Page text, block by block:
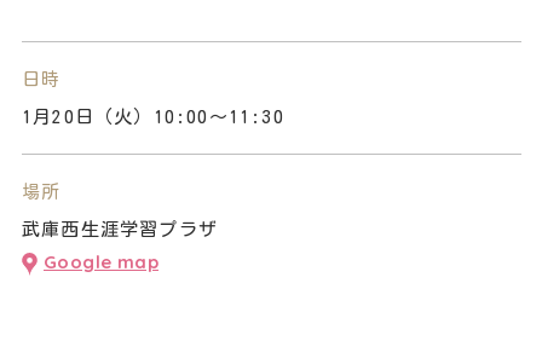
日時
1月20日（火）10:00～11:30
場所
武庫西生涯学習プラザ
Google map